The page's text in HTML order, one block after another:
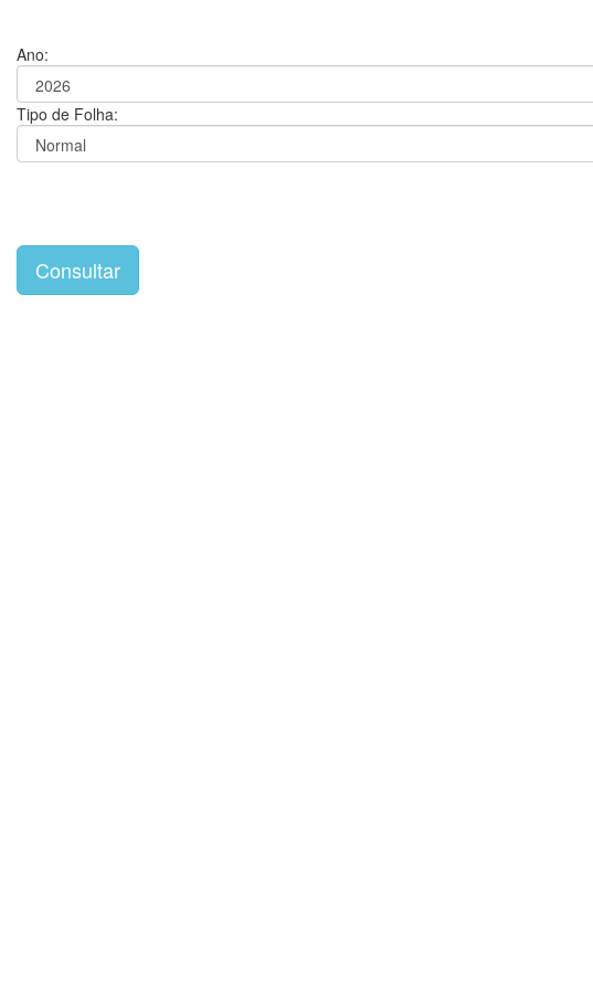
Ano:
Tipo de Folha: